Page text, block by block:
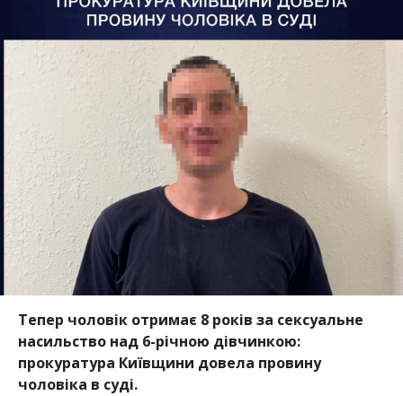
Тепер чоловік отримає 8 років за сексуальне
насильство над 6-річною дівчинкою:
прокуратура Київщини довела провину
чоловіка в суді.